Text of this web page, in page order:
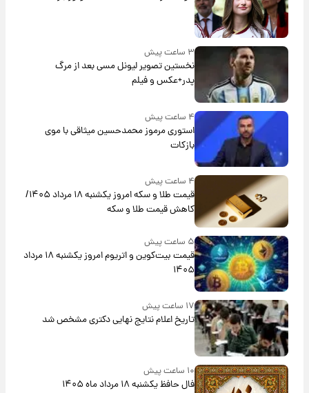
نخستین تصویر لیونل مسی بعد از مرگ
پدر+عکس و فیلم
۴ ساعت پیش
استوری مرموز محمدحسین میثاقی با موی
بازکات
قیمت طلا و سکه امروز یکشنبه ۱۸ مرداد ۱۴۰۵/
کاهش قیمت طلا و سکه
۵ ساعت پیش
قیمت بیت‌کوین و اتریوم امروز یکشنبه ۱۸ مرداد
۱۴۰۵
۱۷ ساعت پیش
تاریخ اعلام نتایج نهایی دکتری مشخص شد
۱۰ ساعت پیش
فال حافظ یکشنبه ۱۸ مرداد ماه ۱۴۰۵